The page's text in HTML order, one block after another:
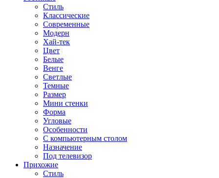
Стиль
Классические
Современные
Модерн
Хай-тек
Цвет
Белые
Венге
Светлые
Темные
Размер
Мини стенки
Форма
Угловые
Особенности
С компьютерным столом
Назначение
Под телевизор
Прихожие
Стиль